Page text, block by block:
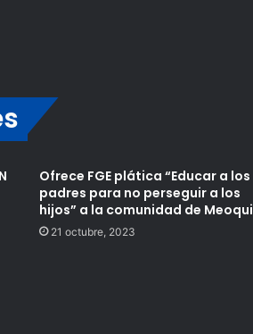
Ofrece FGE plática “Educar a los
padres para no perseguir a los
hijos” a la comunidad de Meoqui
21 octubre, 2023